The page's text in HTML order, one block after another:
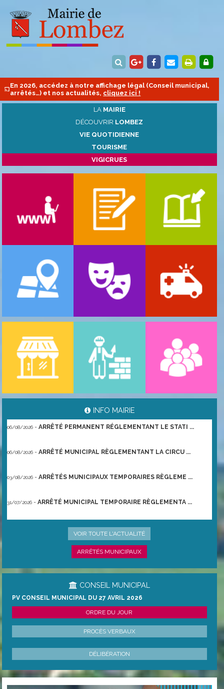
En 2026, accédez à notre affichage légal (Conseil municipal,
arrêtés…) et nos actualités, cliquez ici !
LA MAIRIE
DÉCOUVRIR LOMBEZ
VIE QUOTIDIENNE
TOURISME
VIGICRUES
INFO MAIRIE
06/08/2026 - ARRÊTÉ PERMANENT RÉGLEMENTANT LE STATI ...
06/08/2026 - ARRÊTÉ MUNICIPAL RÈGLEMENTANT LA CIRCU ...
03/08/2026 - ARRÊTÉS MUNICIPAUX TEMPORAIRES RÈGLEME ...
31/07/2026 - ARRÊTÉ MUNICIPAL TEMPORAIRE RÈGLEMENTA ...
ARRÊTÉ PRÉFECTORAL DU 21/06/2026 TEMPO ...
VOIR TOUTE L'ACTUALITÉ
ARRÊTÉS MUNICIPAUX
CONSEIL MUNICIPAL
PV CONSEIL MUNICIPAL DU 27 AVRIL 2026
ORDRE DU JOUR
PROCÈS VERBAUX
DÉLIBÉRATION